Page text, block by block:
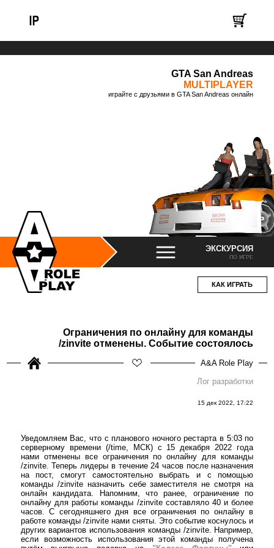
GTA San Andreas
MULTIPLAYER
играйте с друзьями в GTA San Andreas онлайн
ЭКСКУРСИЯ
ПО ИГРЕ
КАК ИГРАТЬ
Ограничения по онлайну для команды
/zinvite отменены. Событие состоялось
A&A Role Play
Лог разработки
15 дек 2022, 17:22
Уведомляем Вас, что с планового ночного рестарта в 5:03 по
серверному времени (/time, МСК) с 15 декабря 2022 года
нами отменены все ограничения по онлайну для команды
/zinvite. Теперь лидеры в течение 24 часов после назначения
на пост, смогут самостоятельно выбрать и с помощью
команды /zinvite назначить себе заместителя не смотря на
онлайн кандидата. Напомним, что ранее, ограничение по
онлайну для работы команды /zinvite составляло 40 и более
часов. С сегодняшнего дня все ограничения по онлайну в
работе команды /zinvite нами сняты. Это событие коснулось и
других вариантов использования команды /zinvite. Например,
если возможность использования этой команды получена